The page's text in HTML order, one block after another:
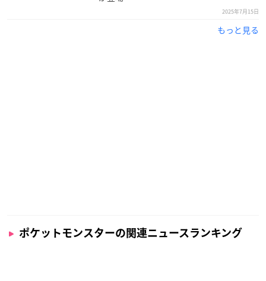
2025年7月15日
もっと見る
ポケットモンスターの関連ニュースランキング